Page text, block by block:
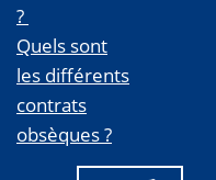
?
Quels sont
les différents
contrats
obsèques ?